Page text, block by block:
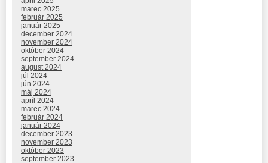
marec 2025
február 2025
január 2025
december 2024
november 2024
október 2024
september 2024
august 2024
júl 2024
jún 2024
máj 2024
apríl 2024
marec 2024
február 2024
január 2024
december 2023
november 2023
október 2023
september 2023